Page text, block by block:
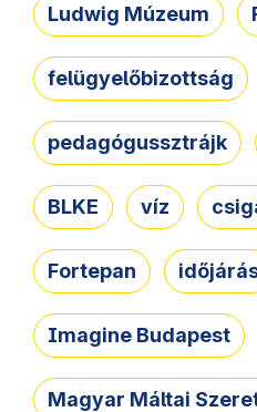
Ludwig Múzeum
felügyelőbizottság
pedagógussztrájk
BLKE víz
Fortepan
Imagine Budapest
Magyar Máltai